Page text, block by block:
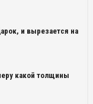
и вырезается на
какой толщины